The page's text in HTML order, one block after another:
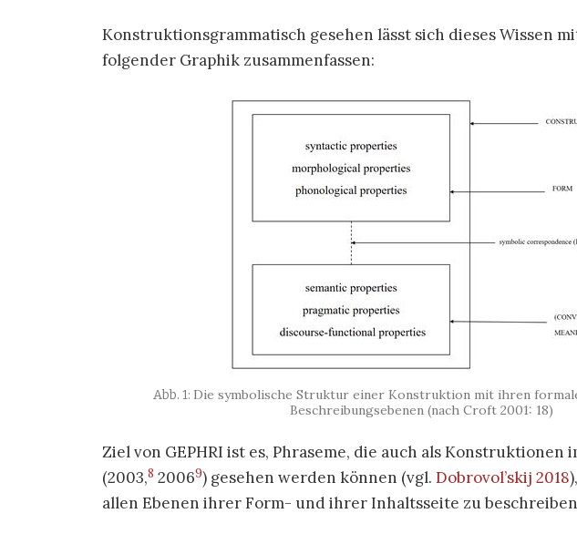
Konstruktionsgrammatisch gesehen lässt sich dieses Wissen
folgender Graphik zusammenfassen:
Die symbolische Struktur einer Konstruktion mit ihren
Beschreibungsebenen (nach Croft 2001: 18)
Ziel von GEPHRI ist es, Phraseme, die auch als Konstruktionen
(2003,8 20069) gesehen werden können (vgl. Dobrovol’skij 2018
allen Ebenen ihrer Form- und ihrer Inhaltsseite zu